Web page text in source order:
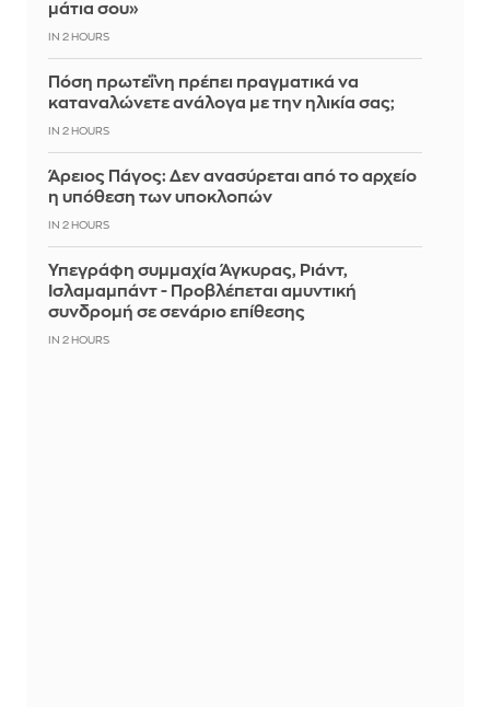
μάτια σου»
IN 2 HOURS
Πόση πρωτεΐνη πρέπει πραγματικά να
καταναλώνετε ανάλογα με την ηλικία σας;
IN 2 HOURS
Άρειος Πάγος: Δεν ανασύρεται από το αρχείο
η υπόθεση των υποκλοπών
IN 2 HOURS
Υπεγράφη συμμαχία Άγκυρας, Ριάντ,
Ισλαμαμπάντ - Προβλέπεται αμυντική
συνδρομή σε σενάριο επίθεσης
IN 2 HOURS